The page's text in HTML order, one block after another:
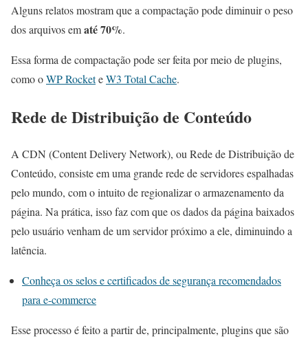
Alguns relatos mostram que a compactação pode diminuir o peso
dos arquivos ematé 70%.
Essa forma de compactação pode ser feita por meio de plugins,
como oWP RocketeW3 Total Cache.
Rede de Distribuição de Conteúdo
A CDN (Content Delivery Network), ou Rede de Distribuição de
Conteúdo, consiste em uma grande rede de servidores espalhadas
pelo mundo, com o intuito de regionalizar o armazenamento da
página. Na prática, isso faz com que os dados da página baixados
pelo usuário venham de um servidor próximo a ele, diminuindo a
latência.
Conheça os selos e certificados de segurança recomendados
para e-commerce
Esse processo é feito a partir de, principalmente, plugins que são